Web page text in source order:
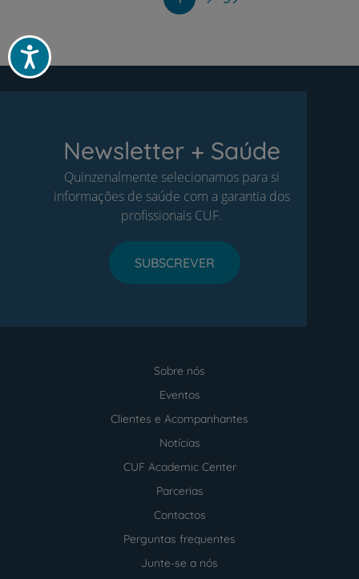
Acessibilidade
Newsletter + Saúde
Quinzenalmente selecionamos para si
informações de saúde com a garantia dos
profissionais CUF.
SUBSCREVER
Sobre nós
Eventos
Clientes e Acompanhantes
Notícias
CUF Academic Center
Parcerias
Contactos
Perguntas frequentes
Junte-se a nós